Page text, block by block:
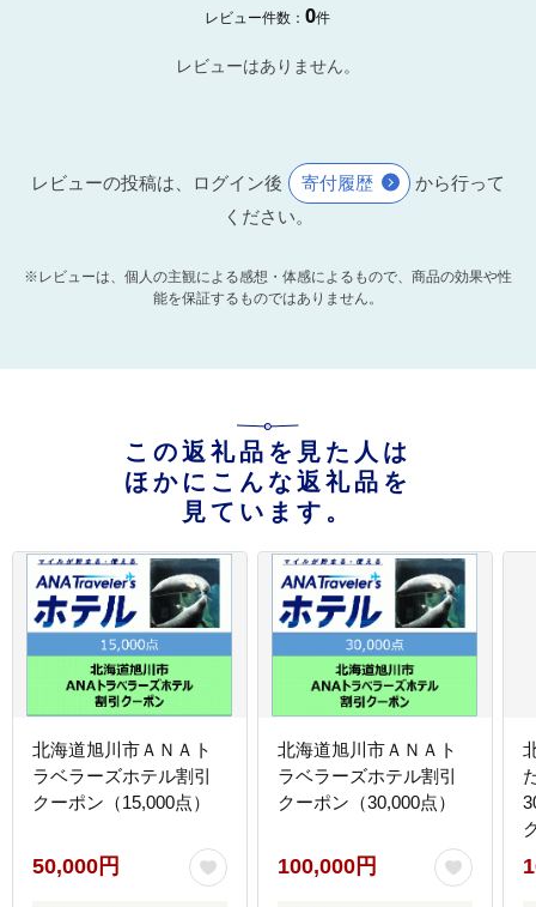
レビュー件数：0件
レビューはありません。
レビューの投稿は、ログイン後 寄付履歴
から行って
ください。
※レビューは、個人の主観による感想・体感によるもので、商品の効果や性
能を保証するものではありません。
この返礼品を見た人は
ほかにこんな返礼品を
見ています。
北海道旭川市ＡＮＡト
ラベラーズホテル割引
クーポン（15,000点）
50,000円
北海道旭川市ＡＮＡト
ラベラーズホテル割引
クーポン（30,000点）
100,000円